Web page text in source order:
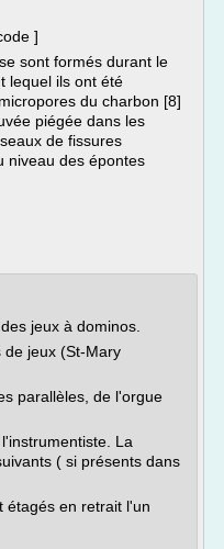
]
sont formés durant le
lequel ils ont été
du charbon [8]
piégée dans les
de fissures
niveau des épontes
jeux à dominos.
de jeux (St-Mary
parallèles, de l'orgue
La
( si présents dans
étagés en retrait l'un